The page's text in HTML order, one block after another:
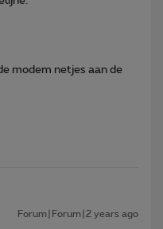
modem netjes aan de
Forum|Forum|2 years ago